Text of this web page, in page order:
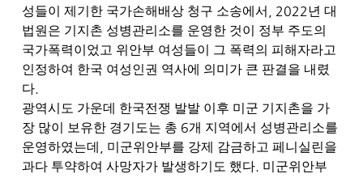
성들이 제기한 국가손해배상 청구 소송에서
, 2022 년 대
법원은 기지촌 성병관리소를 운영한 것이 정부 주도의
국가폭력이었고 위안부 여성들이 그 폭력의 피해자라고
인정하여 한국 여성인권 역사에 의미가 큰 판결을 내렸
다.
광역시도 가운데 한국전쟁 발발 이후 미군 기지촌을 가
장 많이 보유한 경기도는 총 6개 지역에서 성병관리소를
운영하였는데
미군위안부를 강제 감금하고 페니실린을
과다 투약하여 사망자가 발생하기도 했다. 미군위안부